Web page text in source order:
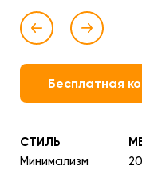
Бесплатная
СТИЛЬ
Минимализм